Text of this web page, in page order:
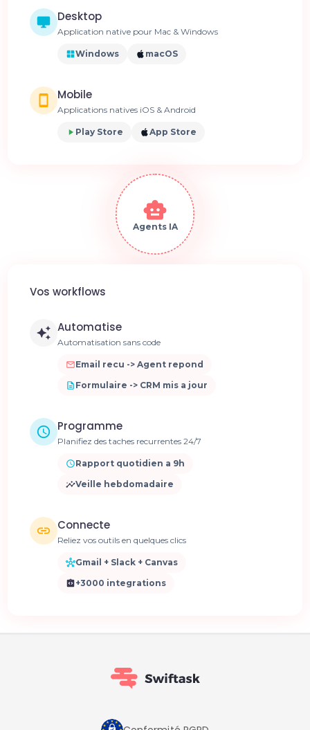
Desktop
Application native pour Mac & Windows
Windows macOS
Mobile
Applications natives iOS & Android
Play Store App Store
Agents IA
Vos workflows
Automatise
Automatisation sans code
Email recu -> Agent repond
Formulaire -> CRM mis a jour
Programme
Planifiez des taches recurrentes 24/7
Rapport quotidien a 9h
Veille hebdomadaire
Connecte
Reliez vos outils en quelques clics
Gmail + Slack + Canvas
+3000 integrations